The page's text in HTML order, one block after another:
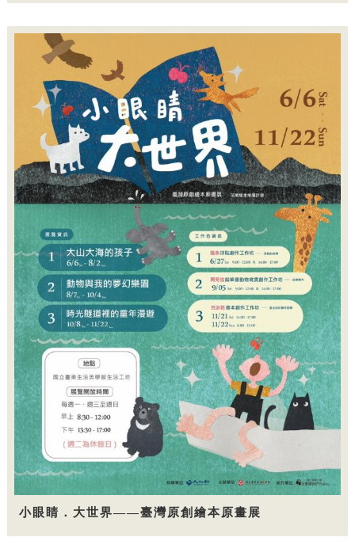
小眼睛．大世界——臺灣原創繪本原畫展